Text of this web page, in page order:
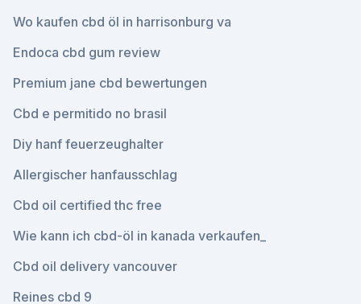
Wo kaufen cbd öl in harrisonburg va
Endoca cbd gum review
Premium jane cbd bewertungen
Cbd e permitido no brasil
Diy hanf feuerzeughalter
Allergischer hanfausschlag
Cbd oil certified thc free
Wie kann ich cbd-öl in kanada verkaufen_
Cbd oil delivery vancouver
Reines cbd 9